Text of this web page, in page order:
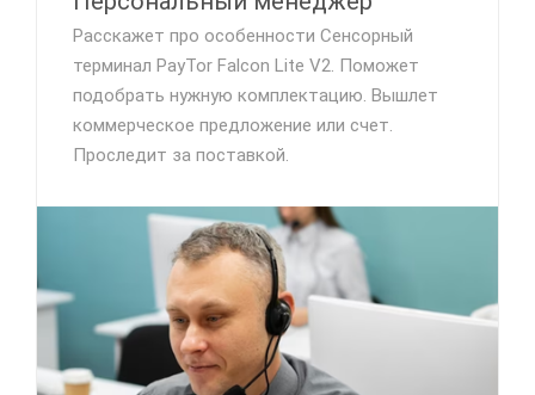
Расскажет про особенности Сенсорный
терминал PayTor Falcon Lite V2. Поможет
подобрать нужную комплектацию. Вышлет
коммерческое предложение или счет.
Проследит за поставкой.